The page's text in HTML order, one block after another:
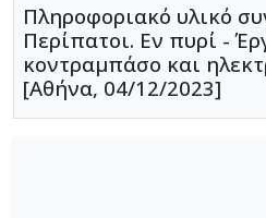
Πληροφοριακό υλικό
Περίπατοι. Εν πυρί -
κοντραμπάσο και
[Αθήνα, 04/12/2023]